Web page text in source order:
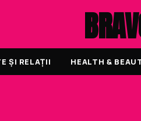
ȘI RELAȚII HEALTH &